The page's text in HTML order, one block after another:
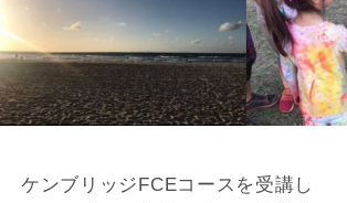
ケンブリッジFCEコースを受講し